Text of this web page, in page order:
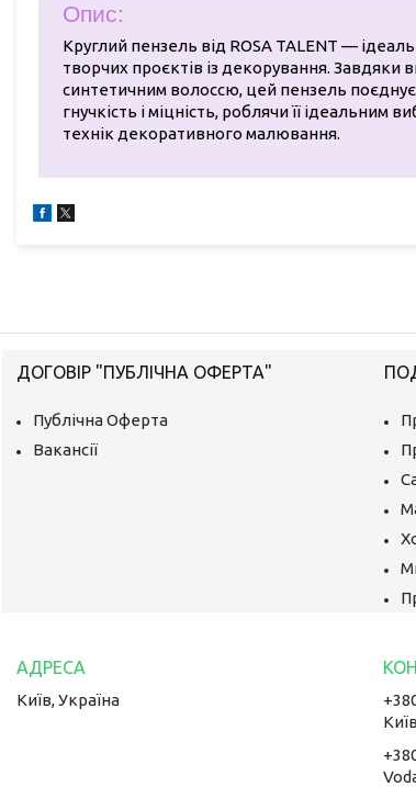
Опис:
Круглий пензель від ROSA TALENT —
творчих проєктів із декорування. Завдяки
синтетичним волоссю, цей пензель
гнучкість і міцність, роблячи її ідеальним
технік декоративного малювання.
ДОГОВІР "ПУБЛІЧНА ОФЕРТА"
Публічна Оферта
Вакансії
Київ, Україна